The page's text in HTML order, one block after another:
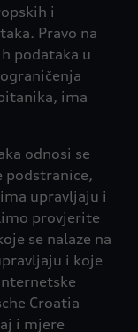
i
Pravo na
podataka u
ima
odnosi se
podstranice,
upravljaju i
provjerite
se nalaze na
i koje
Croatia
i mjere